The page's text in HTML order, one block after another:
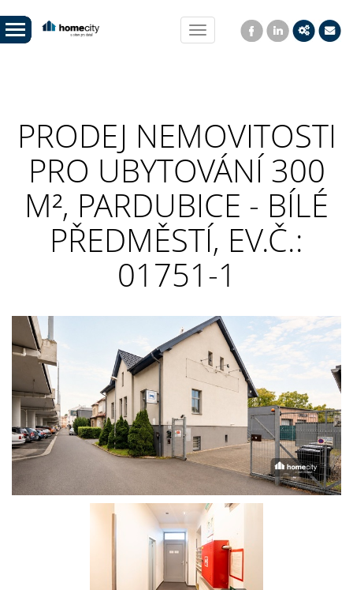
Toggle
navigation
PRODEJ NEMOVITOSTI
PRO UBYTOVÁNÍ 300
M², PARDUBICE - BÍLÉ
PŘEDMĚSTÍ, EV.Č.:
01751-1